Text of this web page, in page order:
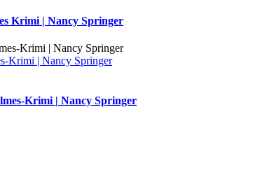
Krimi | Nancy Springer
Krimi | Nancy Springer
Krimi | Nancy Springer